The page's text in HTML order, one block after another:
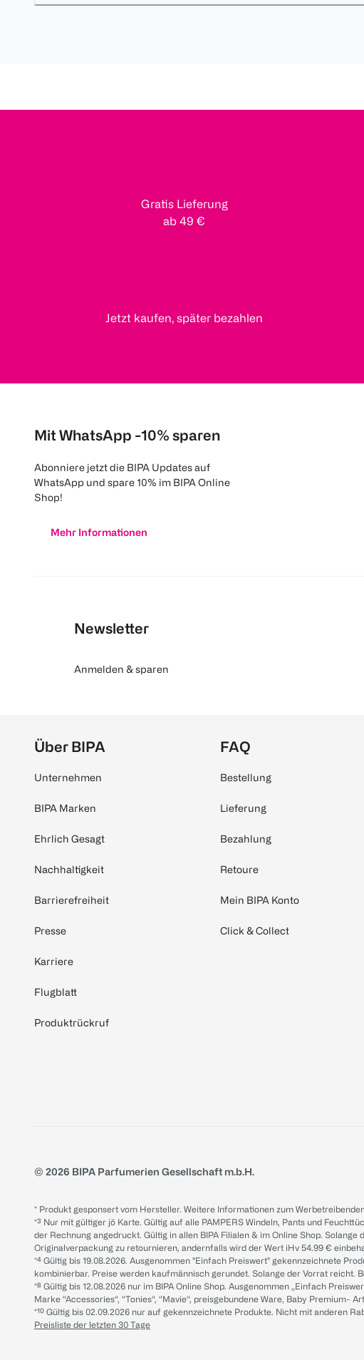
Gratis Lieferung
ab 49 €
Jetzt kaufen, später bezahlen
Mit WhatsApp -10% sparen
Abonniere jetzt die BIPA Updates auf
WhatsApp und spare 10% im BIPA Online
Shop!
Mehr Informationen
Newsletter
Anmelden & sparen
Über BIPA
Unternehmen
BIPA Marken
Ehrlich Gesagt
Nachhaltigkeit
Barrierefreiheit
Presse
Karriere
Flugblatt
Produktrückruf
FAQ
Bestellung
Lieferung
Bezahlung
Retoure
Mein BIPA Konto
Click & Collect
© 2026 BIPA Parfumerien Gesellschaft m.b.H.
* Produkt gesponsert vom Hersteller. Weitere Informationen zum
*³ Nur mit gültiger jö Karte. Gültig auf alle PAMPERS Windeln, Pants und
der Rechnung angedruckt. Gültig in allen BIPA Filialen & im Online Shop.
Originalverpackung zu retournieren, andernfalls wird der Wert iHv 54.99 €
*⁴ Gültig bis 19.08.2026. Ausgenommen "Einfach Preiswert" gekennzeichnete
kombinierbar. Preise werden kaufmännisch gerundet. Solange der Vorrat reicht.
*⁸ Gültig bis 12.08.2026 nur im BIPA Online Shop. Ausgenommen „Einfach
Marke “Accessories“, “Tonies“, “Mavie“, preisgebundene Ware, Baby
*¹⁰ Gültig bis 02.09.2026 nur auf gekennzeichnete Produkte. Nicht mit anderen
Preisliste der letzten 30 Tage